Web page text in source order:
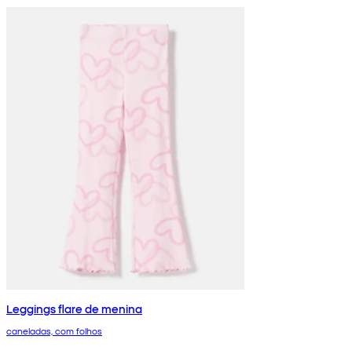
Leggings flare de menina
caneladas, com folhos